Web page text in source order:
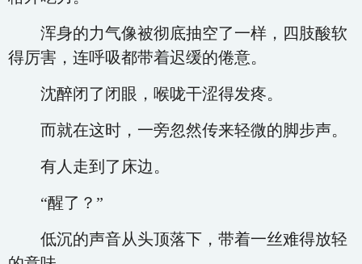
浑身的力气像被彻底抽空了一样，四肢酸软
得厉害，连呼吸都带着迟缓的倦意。
沈醉闭了闭眼，喉咙干涩得发疼。
而就在这时，一旁忽然传来轻微的脚步声。
有人走到了床边。
“醒了？”
低沉的声音从头顶落下，带着一丝难得放轻